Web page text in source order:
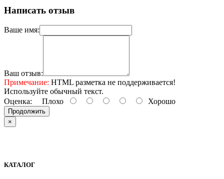
Написать отзыв
Ваше имя:
Ваш отзыв:
Примечание: HTML разметка не поддерживается!
Используйте обычный текст.
Оценка: Плохо Хорошо
Продолжить
×
КАТАЛОГ